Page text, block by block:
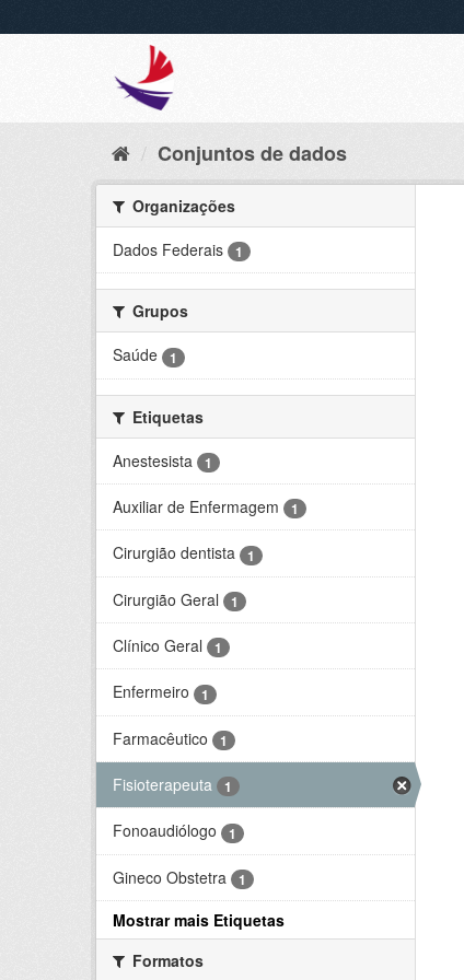
Conjuntos de dados
Organizações
Dados Federais
1
Grupos
Saúde
1
Etiquetas
Anestesista
1
Auxiliar de Enfermagem 1
Cirurgião dentista 1
Cirurgião Geral 1
Clínico Geral 1
Enfermeiro 1
Farmacêutico 1
Fisioterapeuta 1
Fonoaudiólogo 1
Gineco Obstetra 1
Mostrar mais Etiquetas
Formatos